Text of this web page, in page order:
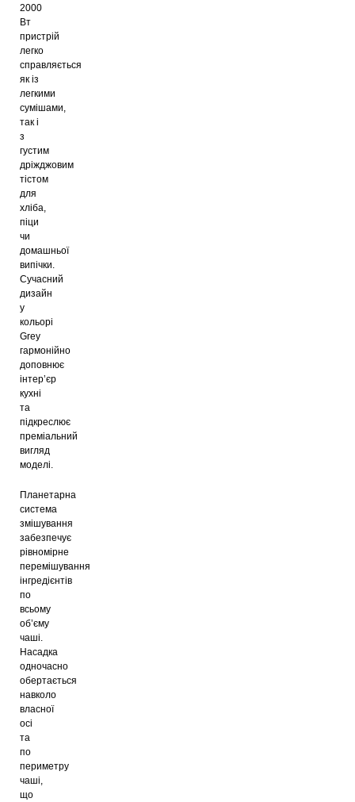
2000
Вт
пристрій
легко
справляється
як із
легкими
сумішами,
так і
з
густим
дріжджовим
тістом
для
хліба,
піци
чи
домашньої
випічки.
Сучасний
дизайн
у
кольорі
Grey
гармонійно
доповнює
інтер’єр
кухні
та
підкреслює
преміальний
вигляд
моделі.
Планетарна
система
змішування
забезпечує
рівномірне
перемішування
інгредієнтів
по
всьому
об’єму
чаші.
Насадка
одночасно
обертається
навколо
власної
осі
та
по
периметру
чаші,
що